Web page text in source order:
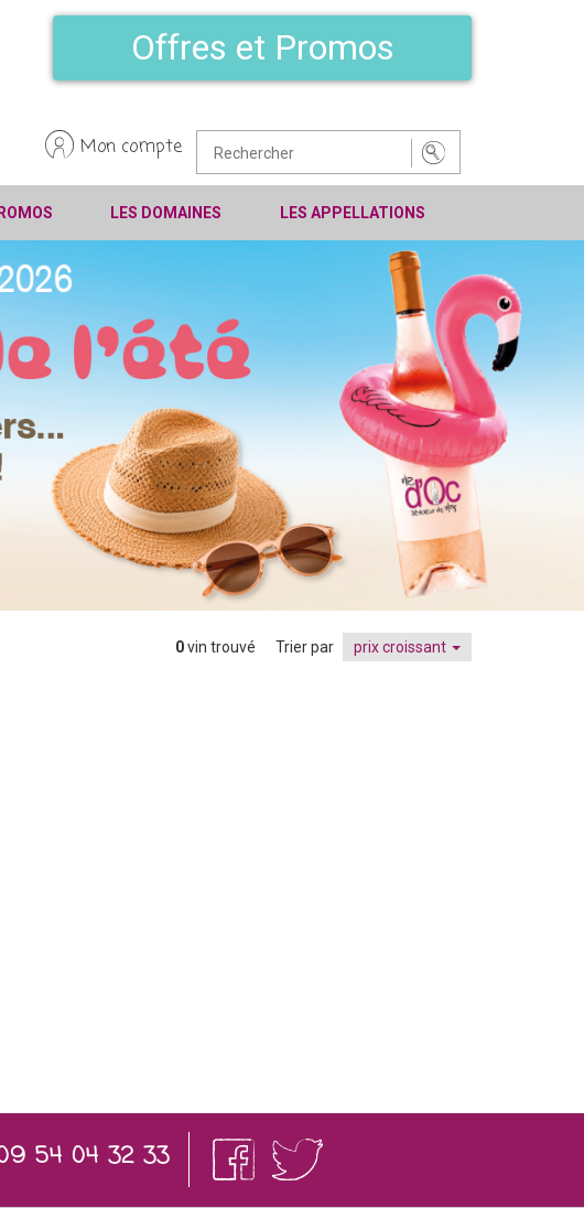
Offres et Promos
Mon compte
LES DOMAINES LES APPELLATIONS
0vin trouvé Trier par prix croissant
54 04 32 33